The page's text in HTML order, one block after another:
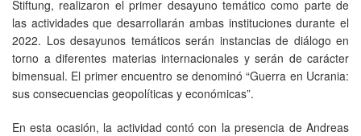
Stiftung, realizaron el primer desayuno temático como parte de
las actividades que desarrollarán ambas instituciones durante el
2022. Los desayunos temáticos serán instancias de diálogo en
torno a diferentes materias internacionales y serán de carácter
bimensual. El primer encuentro se denominó “Guerra en Ucrania:
sus consecuencias geopolíticas y económicas”.
En esta ocasión, la actividad contó con la presencia de Andreas